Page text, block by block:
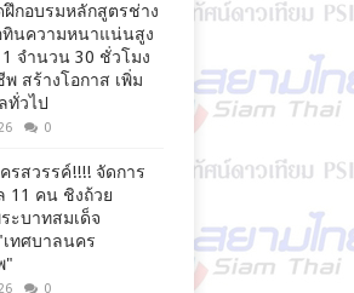
กอบรมหลักสูตรช่าง
ทินความหนาแน่นสูง
1 จำนวน 30 ชั่วโมง
สร้างโอกาส เพิ่ม
ทั่วไป
0
รสวรรค์!!!! จัดการ
11 คน ชิงถ้วย
ะบาทสมเด็จ
เทศบาลนคร
"
0